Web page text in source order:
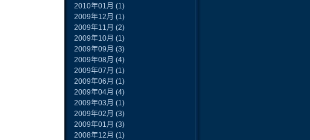
2010年01月 (1)
2009年12月 (1)
2009年11月 (2)
2009年10月 (1)
2009年09月 (3)
2009年08月 (4)
2009年07月 (1)
2009年06月 (1)
2009年04月 (4)
2009年03月 (1)
2009年02月 (3)
2009年01月 (3)
2008年12月 (1)